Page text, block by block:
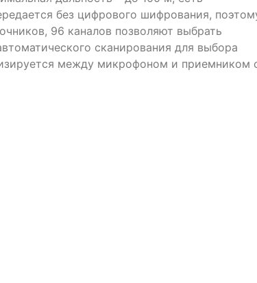
без цифрового шифрования,
96 каналов позволяют выбрать
сканирования для выбора
между микрофоном и приемником